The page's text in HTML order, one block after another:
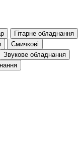
Гітарне обладнання
Смичкові
Звукове обладнання